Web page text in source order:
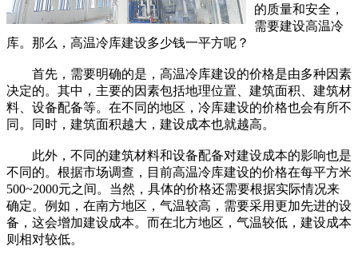
的质量和安全，
需要建设高温冷
库。那么，高温冷库建设多少钱一平方呢？
首先，需要明确的是，高温冷库建设的价格是由多种因素
决定的。其中，主要的因素包括地理位置、建筑面积、建筑材
料、设备配备等。在不同的地区，冷库建设的价格也会有所不
同。同时，建筑面积越大，建设成本也就越高。
此外，不同的建筑材料和设备配备对建设成本的影响也是
不同的。根据市场调查，目前高温冷库建设的价格在每平方米
500~2000元之间。当然，具体的价格还需要根据实际情况来
确定。例如，在南方地区，气温较高，需要采用更加先进的设
备，这会增加建设成本。而在北方地区，气温较低，建设成本
则相对较低。